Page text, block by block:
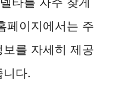
페이지에서는 주
를 자세히 제공
다.